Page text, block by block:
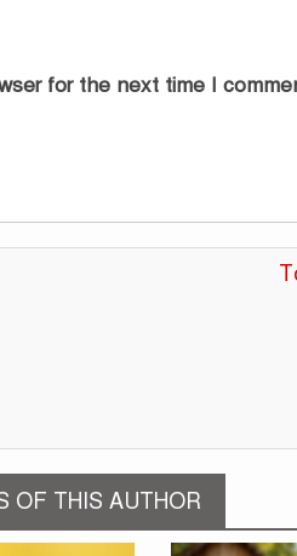
for the next time I
OF THIS AUTHOR